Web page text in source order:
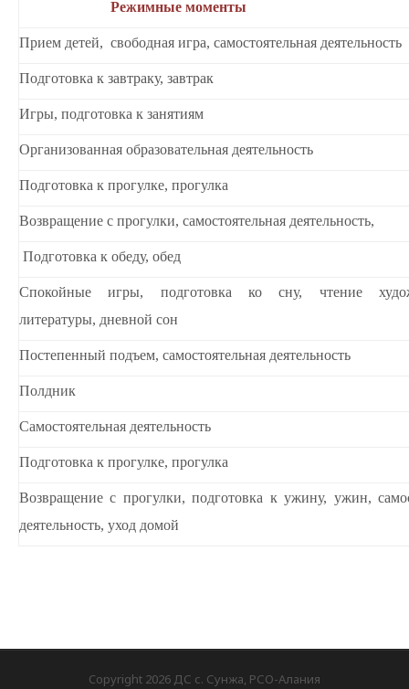
Режимные
Прием детей, свободная игра, самостоятельная деятельность
Подготовка к завтраку, завтрак
Игры, подготовка к занятиям
Организованная образовательная деятельность
Подготовка к прогулке, прогулка
Возвращение с прогулки, самостоятельная деятельность,
Подготовка к обеду, обед
Спокойные игры, подготовка ко сну, чтение
литературы, дневной сон
Постепенный подъем, самостоятельная деятельность
Полдник
Самостоятельная деятельность
Подготовка к прогулке, прогулка
Возвращение с прогулки, подготовка к ужину, ужин,
деятельность, уход домой
Copyright 2026 ДС с. Сунжа, РСО-Алания